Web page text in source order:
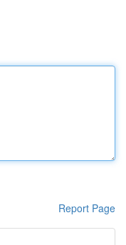
Report Page